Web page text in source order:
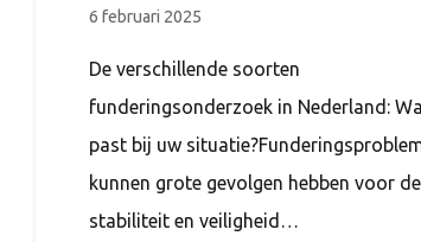
6 februari 2025
De verschillende soorten
funderingsonderzoek in Nederland:
past bij uw
kunnen grote gevolgen hebben voor de
stabiliteit en veiligheid…